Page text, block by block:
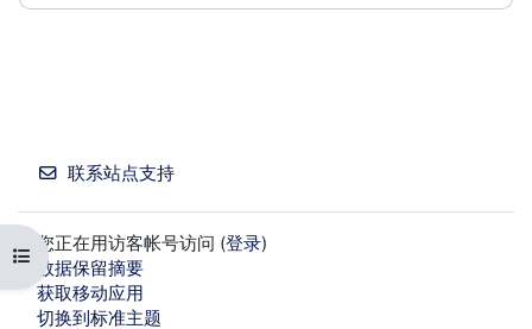
打开课程索引
联系站点支持
您正在用访客帐号访问 (登录)
‎数据保留摘要‎
获取移动应用
切换到标准主题